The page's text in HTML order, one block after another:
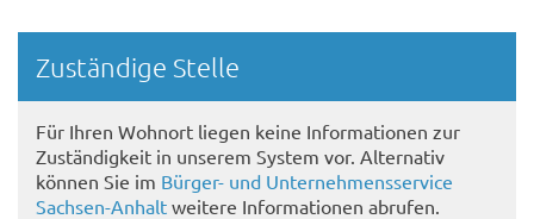
Randspalte
Zuständige Stelle
Für Ihren Wohnort liegen keine Informationen zur
Zuständigkeit in unserem System vor. Alternativ
können Sie im Bürger- und Unternehmensservice
Sachsen-Anhalt weitere Informationen abrufen.